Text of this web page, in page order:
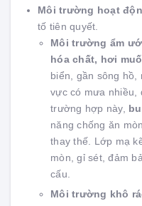
Môi trường hoạt
tố tiên quyết.
Môi trường ẩm
hóa chất, hơi
biển, gần sông
vực có mưa nhiều,
trường hợp này,
năng chống ăn
thay thế. Lớp mạ
mòn, gỉ sét, đảm
cấu.
Môi trường khô